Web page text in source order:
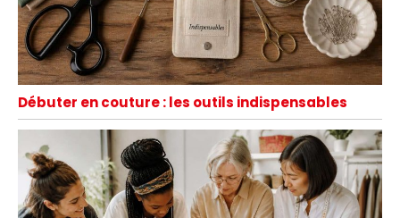
Débuter en couture : les outils indispensables